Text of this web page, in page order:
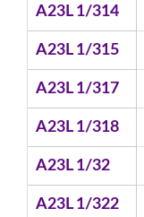
A23L 1/314
A23L 1/315
A23L 1/317
A23L 1/318
A23L 1/32
A23L 1/322